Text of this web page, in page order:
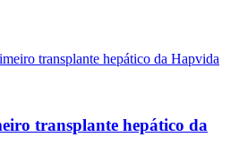
transplante hepático da